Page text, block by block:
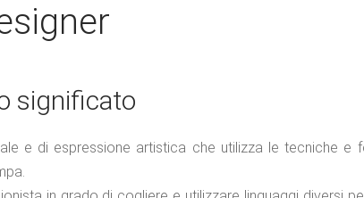
significato
e di espressione artistica che utilizza le tecniche e